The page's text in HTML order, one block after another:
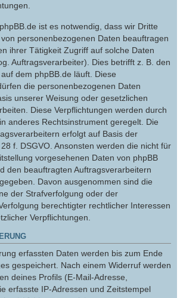
ist es notwendig, dass wir Dritte
personenbezogenen Daten beauftragen
ihrer Tätigkeit Zugriff auf solche Daten
Auftragsverarbeiter). Dies betrifft z. B. den
dem phpBB.de läuft. Diese
die personenbezogenen Daten
unserer Weisung oder gesetzlichen
Diese Verpflichtungen werden durch
anderes Rechtsinstrument geregelt. Die
erfolgt auf Basis der
f. DSGVO. Ansonsten werden die nicht für
vorgesehenen Daten von phpBB
den beauftragten Auftragsverarbeitern
Davon ausgenommen sind die
der Strafverfolgung oder der
berechtigter rechtlicher Interessen
Verpflichtungen.
erfassten Daten werden bis zum Ende
gespeichert. Nach einem Widerruf werden
deines Profils (E-Mail-Adresse,
erfasste IP-Adressen und Zeitstempel